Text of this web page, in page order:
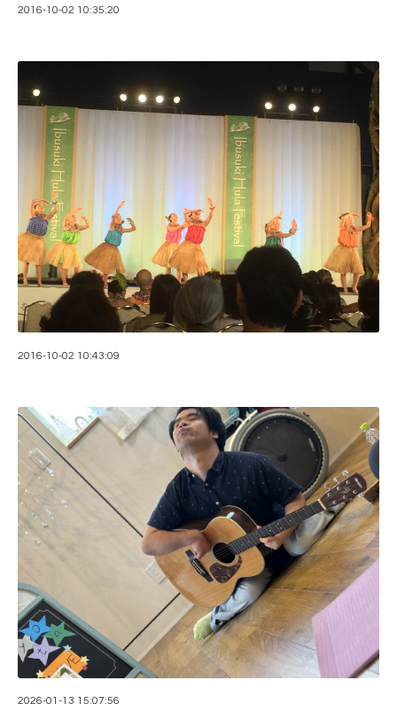
2016-10-02 10:35:20
2016-10-02 10:43:09
2026-01-13 15:07:56